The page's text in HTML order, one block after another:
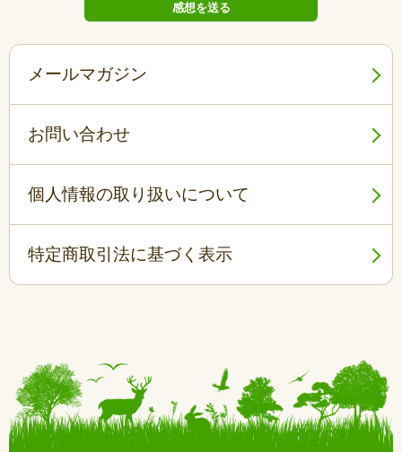
メールマガジン
お問い合わせ
個人情報の取り扱いについて
特定商取引法に基づく表示